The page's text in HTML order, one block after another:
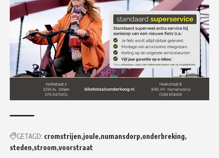
GETAGD: cromstrijen joule numansdorp onderbreking
steden stroom voorstraat